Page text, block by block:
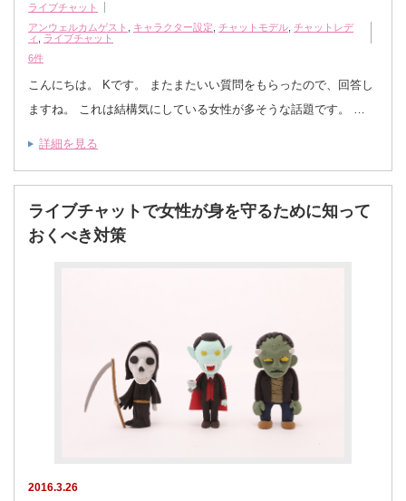
ライブチャット
アンウェルカムゲスト
キャラクター設定 チャットモデル チャットレデ
ィ
ライブチャット
6件
こんにちは。 Kです。 またまたいい質問をもらったので、回答し
ますね。 これは結構気にしている女性が多そうな話題です。 …
詳細を見る
ライブチャットで女性が身を守るために知って
おくべき対策
2016.3.26